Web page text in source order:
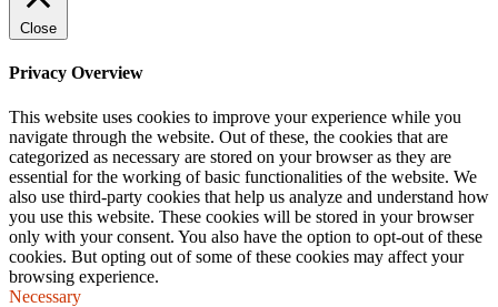
Close
Privacy Overview
This website uses cookies to improve your experience while you
navigate through the website. Out of these, the cookies that are
categorized as necessary are stored on your browser as they are
essential for the working of basic functionalities of the website. We
also use third-party cookies that help us analyze and understand how
you use this website. These cookies will be stored in your browser
only with your consent. You also have the option to opt-out of these
cookies. But opting out of some of these cookies may affect your
browsing experience.
Necessary